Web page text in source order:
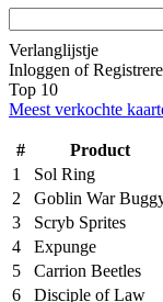
Verlanglijstje
Inloggen of
Top 10
Meest verkochte
# Product
1
Sol Ring
2
Goblin War
3
Scryb Sprites
4
Expunge
5
Carrion Beetles
6
Disciple of Law